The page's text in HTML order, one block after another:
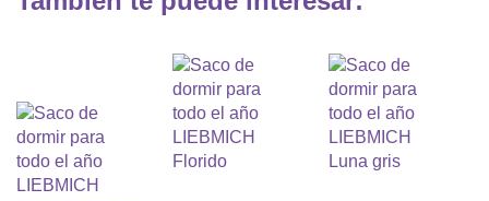
Retira todo el embalaje antes de
Antes de utilizar el producto, retira
todos los componentes del embalaje,
incluidas las películas, cintas y
etiquetas, para evitar lesiones o
accidentes.Antes de utilizar el